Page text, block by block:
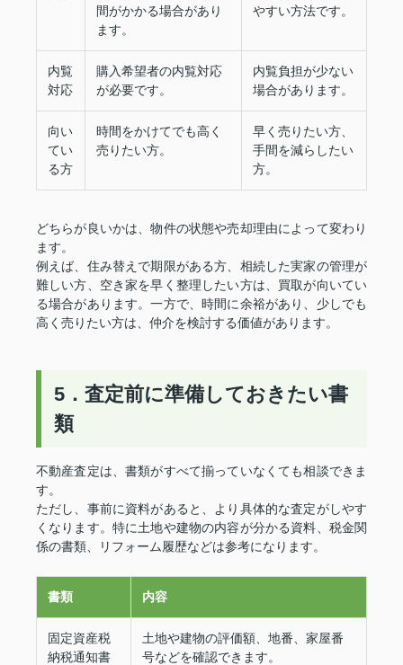
間がかかる場合があり
ます。
やすい方法です。
内覧
対応
購入希望者の内覧対応
が必要です。
内覧負担が少ない
場合があります。
向い
てい
る方
時間をかけてでも高く
売りたい方。
早く売りたい方、
手間を減らしたい
方。
どちらが良いかは、物件の状態や売却理由によって変わり
ます。
例えば、住み替えで期限がある方、相続した実家の管理が
難しい方、空き家を早く整理したい方は、買取が向いてい
る場合があります。一方で、時間に余裕があり、少しでも
高く売りたい方は、仲介を検討する価値があります。
5．査定前に準備しておきたい書
類
不動産査定は、書類がすべて揃っていなくても相談できま
す。
ただし、事前に資料があると、より具体的な査定がしやす
くなります。特に土地や建物の内容が分かる資料、税金関
係の書類、リフォーム履歴などは参考になります。
書類 内容
固定資産税
納税通知書
土地や建物の評価額、地番、家屋番
号などを確認できます。